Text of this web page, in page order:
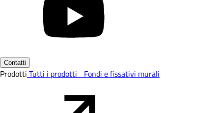
Contatti
Prodotti Tutti i prodotti Fondi e fissativi murali